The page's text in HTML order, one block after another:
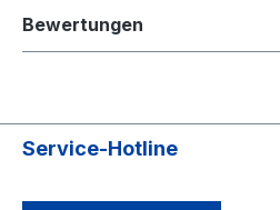
Bewertungen
Service-Hotline